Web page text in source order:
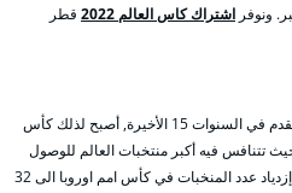
ونوفر اشتراك كاس العالم 2022 قطر
بعد هيمنة المنتخبات الأوروبية على كرة القدم في السنوات 15 الأخيرة, أصبح لذلك كأس
تتنافس فيه أكبر منتخبات العالم للوصول
إلى النهائيات والفوز بالكأس الحلم, وبعد إزدياد عدد المنخبات في كأس امم اوروبا الى 32